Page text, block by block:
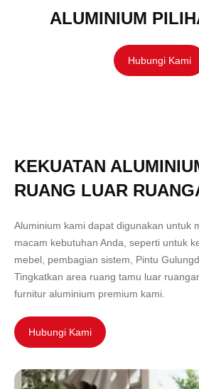
ALUMINIUM
Hubungi Kami
KEKUATAN
RUANG LUAR
Aluminium kami dapat digunakan untuk
macam kebutuhan Anda, seperti untuk
mebel, pembagian sistem, Pintu Gulung
Tingkatkan area ruang tamu luar
furnitur aluminium premium kami.
Hubungi Kami